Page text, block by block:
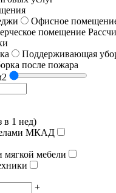
Офисное
помещение
Поддерживающая
после пожара
в 1 нед)
МКАД
мягкой мебели
+